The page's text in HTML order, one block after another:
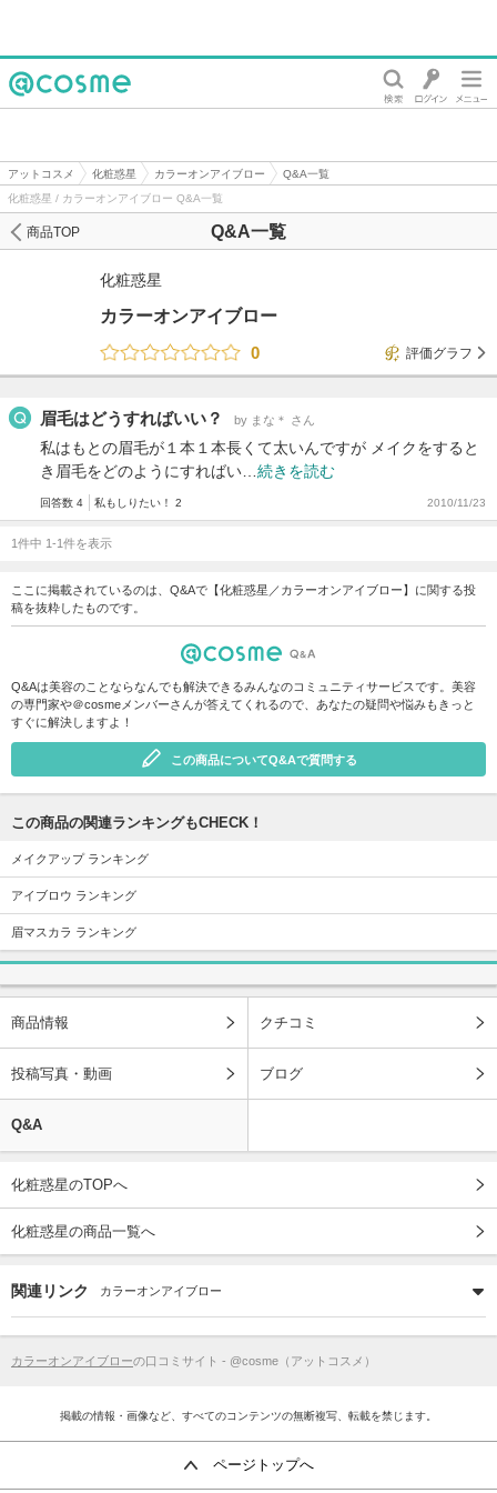
アットコスメ 化粧惑星 カラーオンアイブロー
Q&A一覧
化粧惑星 / カラーオンアイブロー Q&A一覧
Q&A一覧
商品TOP
化粧惑星
カラーオンアイブロー
0
評価グラフ
眉毛はどうすればいい？ by まな＊ さん
私はもとの眉毛が１本１本長くて太いんですが メイクをすると
き眉毛をどのようにすればい… 続きを読む
回答数 4 私もしりたい！ 2 2010/11/23
1件中 1-1件を表示
ここに掲載されているのは、Q&Aで【化粧惑星／カラーオンアイブロー】に関する投
稿を抜粋したものです。
Q&Aは美容のことならなんでも解決できるみんなのコミュニティサービスです。美容
の専門家や＠cosmeメンバーさんが答えてくれるので、あなたの疑問や悩みもきっと
すぐに解決しますよ！
この商品についてQ&Aで質問する
この商品の関連ランキングもCHECK！
メイクアップ ランキング
アイブロウ ランキング
眉マスカラ ランキング
商品情報 クチコミ
投稿写真・動画 ブログ
Q&A
化粧惑星のTOPへ
化粧惑星の商品一覧へ
関連リンク カラーオンアイブロー
カラーオンアイブローの口コミサイト - @cosme（アットコスメ）
掲載の情報・画像など、すべてのコンテンツの無断複写、転載を禁じます。
ページトップへ